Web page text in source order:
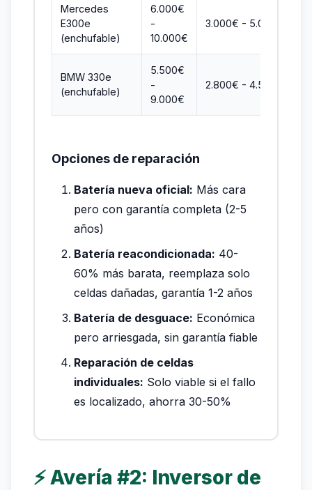
Mercedes
E300e
(enchufable)
6.000€
-
10.000€
3.000€ - 5.000€
BMW 330e
(enchufable)
5.500€
-
9.000€
2.800€ - 4.500€
Opciones de reparación
Batería nueva oficial: Más cara
pero con garantía completa (2-5
años)
Batería reacondicionada: 40-
60% más barata, reemplaza solo
celdas dañadas, garantía 1-2 años
Batería de desguace: Económica
pero arriesgada, sin garantía fiable
Reparación de celdas
individuales: Solo viable si el fallo
es localizado, ahorra 30-50%
⚡ Avería #2: Inversor de